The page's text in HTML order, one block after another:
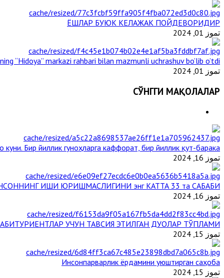
ЁШЛАР БУЮК КЕЛАЖАК ПОЙДЕВОРИДИР
تموز 01, 2024
“Hidoya” markazi rahbari bilan mazmunli uchrashuv bo’lib o’tdi
تموز 01, 2024
СЎНГГИ МАҚОЛАЛАР
Бир йиллик гуноҳларга каффорат, бир йиллик қут-барака
تموز 16, 2024
ИШИ ЮРИШМАСЛИГИНИ энг КАТТА 33 та САБАБИ
تموز 16, 2024
АБИТУРИЕНТЛАР УЧУН ТАВСИЯ ЭТИЛГАН ДУОЛАР ТЎПЛАМИ
تموز 15, 2024
Инсонпарварлик ёрдамини уюштирган саҳоба
تموز 15, 2024